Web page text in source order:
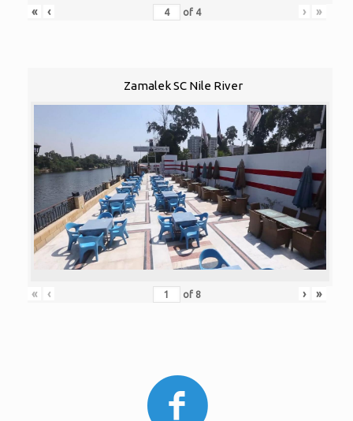
« ‹ of 4 › »
Zamalek SC Nile River
« ‹ of 8 › »